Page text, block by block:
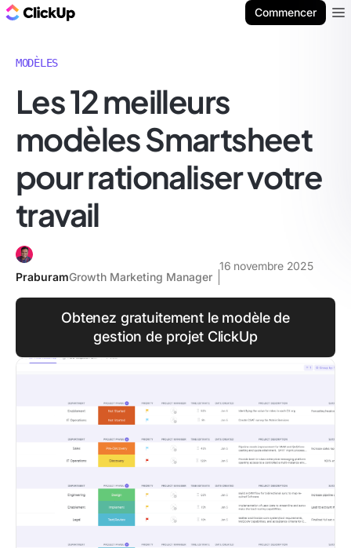
Commencer
MODÈLES
Les 12 meilleurs
modèles Smartsheet
pour rationaliser votre
travail
PraburamGrowth Marketing Manager
16 novembre 2025
Obtenez gratuitement le modèle de
gestion de projet ClickUp